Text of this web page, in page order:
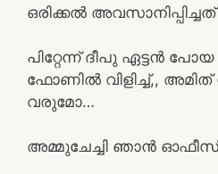
ഒരിക്കൽ
പിറ്റേന്ന് ദീപു ഏട്ടൻ
ഫോണിൽ വിളിച്ച്,, അമിത്
വരുമോ…
അമ്മുചേച്ചി ഞാൻ